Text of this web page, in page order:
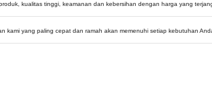
kualitas tinggi, keamanan dan kebersihan dengan harga yang
kami yang paling cepat dan ramah akan memenuhi setiap kebutuhan